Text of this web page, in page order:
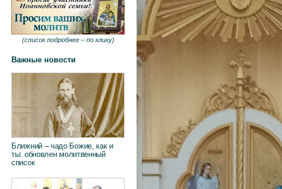
(список подробнее – по клику)
Важные новости
Ближний – чадо Божие, как и
ты: обновлен молитвенный
список